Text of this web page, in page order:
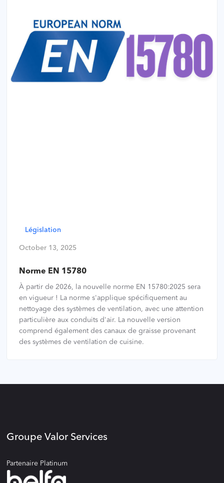
Législation
October 13, 2025
Norme EN 15780
À partir de 2026, la nouvelle norme EN 15780:2025 sera
en vigueur ! La norme s'applique spécifiquement au
nettoyage des systèmes de ventilation, avec une attention
particulière aux conduits d'air. La nouvelle version
comprend également des canaux de graisse provenant
des systèmes de ventilation de cuisine.
Groupe Valor Services
Partenaire Platinum